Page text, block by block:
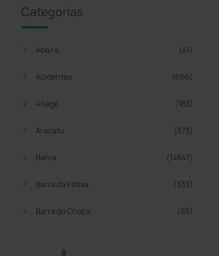
Categorias
Abaíra (41)
Acidentes (666)
Anagé (183)
Aracatu (373)
Bahia (14547)
Barra da Estiva (333)
Barra do Choça (65)